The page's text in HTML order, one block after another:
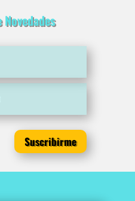
Suscribirme